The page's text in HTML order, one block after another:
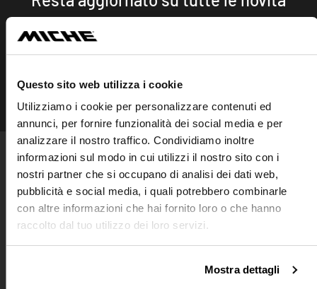
Questo sito web utilizza i cookie
Utilizziamo i cookie per personalizzare contenuti ed
annunci, per fornire funzionalità dei social media e per
analizzare il nostro traffico. Condividiamo inoltre
informazioni sul modo in cui utilizzi il nostro sito con i
nostri partner che si occupano di analisi dei dati web,
pubblicità e social media, i quali potrebbero combinarle
con altre informazioni che hai fornito loro o che hanno
raccolto dal tuo utilizzo dei loro servizi.
Mostra dettagli
Iscriviti
Instagram
Facebook
Linkedin
PRODOTTI
Ruote
Guarniture
Movimenti centrali
Ingranaggi
Cassette
Catene